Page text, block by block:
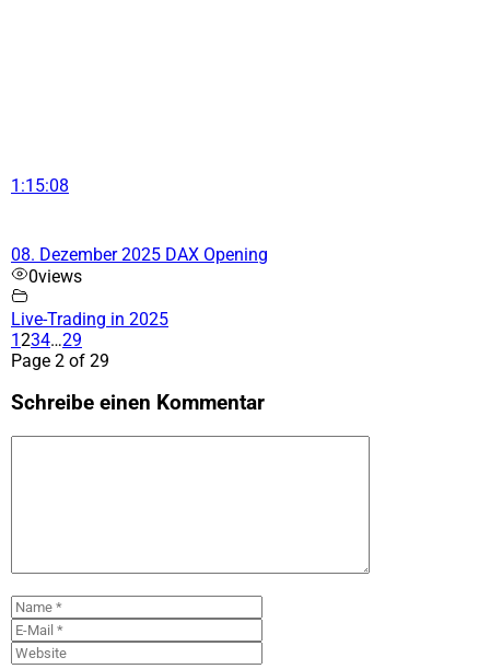
1:15:08
08. Dezember 2025 DAX Opening
0views
Live-Trading in 2025
1234…29
Page 2 of 29
Schreibe einen Kommentar
Name
Mail